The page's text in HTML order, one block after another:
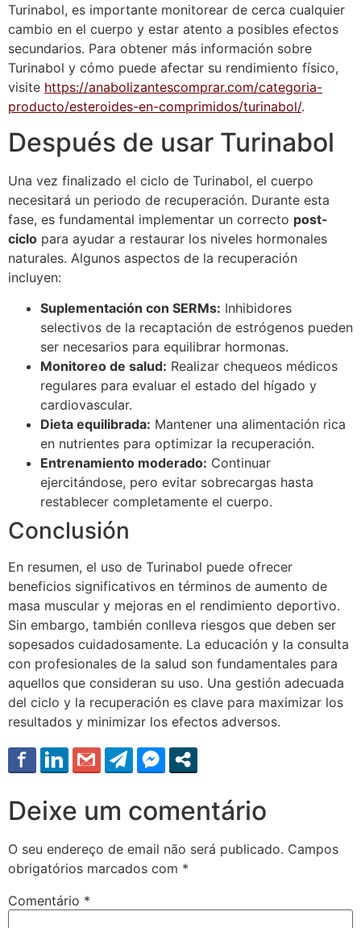
Turinabol, es importante monitorear de cerca cualquier
cambio en el cuerpo y estar atento a posibles efectos
secundarios. Para obtener más información sobre
Turinabol y cómo puede afectar su rendimiento físico,
visite https://anabolizantescomprar.com/categoria-
producto/esteroides-en-comprimidos/turinabol/.
Después de usar Turinabol
Una vez finalizado el ciclo de Turinabol, el cuerpo
necesitará un periodo de recuperación. Durante esta
fase, es fundamental implementar un correcto post-
ciclo para ayudar a restaurar los niveles hormonales
naturales. Algunos aspectos de la recuperación
incluyen:
Suplementación con SERMs: Inhibidores
selectivos de la recaptación de estrógenos pueden
ser necesarios para equilibrar hormonas.
Monitoreo de salud: Realizar chequeos médicos
regulares para evaluar el estado del hígado y
cardiovascular.
Dieta equilibrada: Mantener una alimentación rica
en nutrientes para optimizar la recuperación.
Entrenamiento moderado: Continuar
ejercitándose, pero evitar sobrecargas hasta
restablecer completamente el cuerpo.
Conclusión
En resumen, el uso de Turinabol puede ofrecer
beneficios significativos en términos de aumento de
masa muscular y mejoras en el rendimiento deportivo.
Sin embargo, también conlleva riesgos que deben ser
sopesados cuidadosamente. La educación y la consulta
con profesionales de la salud son fundamentales para
aquellos que consideran su uso. Una gestión adecuada
del ciclo y la recuperación es clave para maximizar los
resultados y minimizar los efectos adversos.
Deixe um comentário
O seu endereço de email não será publicado. Campos
obrigatórios marcados com *
Comentário *